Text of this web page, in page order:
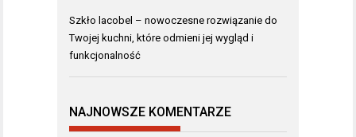
Szkło lacobel – nowoczesne rozwiązanie do
Twojej kuchni, które odmieni jej wygląd i
funkcjonalność
NAJNOWSZE KOMENTARZE